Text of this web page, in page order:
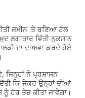
ਜ਼ਮੀਨ 'ਤੇ ਬਣਿਆ ਟੋਲ
ਲਗਾਤਾਰ ਵਿੱਤੀ ਨੁਕਸਾਨ
ਦਾ ਦਾਅਵਾ ਕਰਦੇ ਹੋਏ
ਜਿਨ੍ਹਾਂ ਨੇ ਪ੍ਰਸ਼ਾਸਨ
ਕਿ ਜੇਕਰ ਉਨ੍ਹਾਂ ਦੀਆਂ
ਹੋਰ ਤੇਜ਼ ਕੀਤਾ ਜਾਵੇਗਾ।